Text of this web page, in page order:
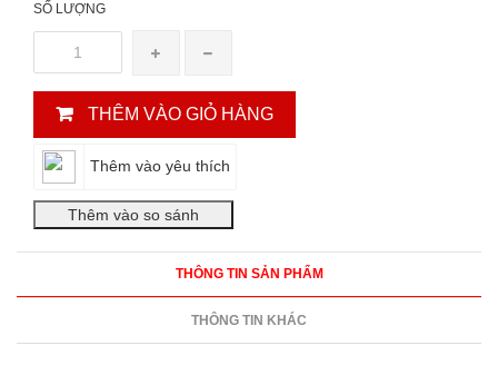
SỐ LƯỢNG
THÊM VÀO GIỎ HÀNG
Thêm vào yêu thích
THÔNG TIN SẢN PHẨM
THÔNG TIN KHÁC